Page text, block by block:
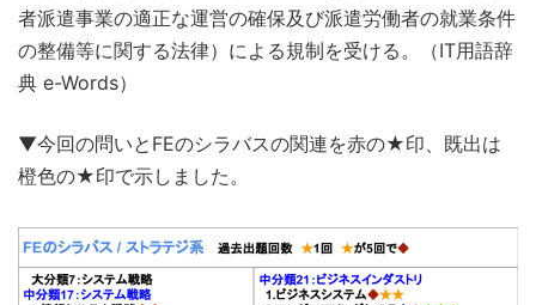
者派遣事業の適正な運営の確保及び派遣労働者の就業条件
の整備等に関する法律）による規制を受ける。（IT用語辞
典 e-Words）
▼今回の問いとFEのシラバスの関連を赤の★印、既出は
橙色の★印で示しました。